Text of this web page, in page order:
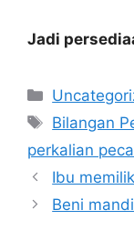
Jadi
Categories
Tags
Bilangan
perkalian
Ibu
Beni